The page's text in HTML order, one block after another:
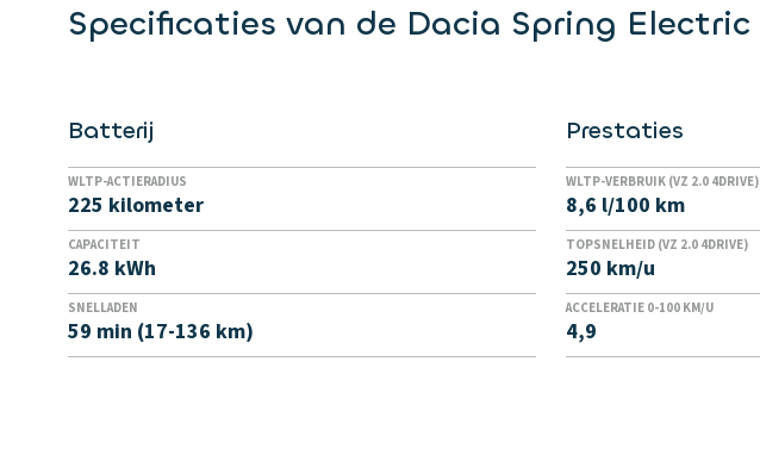
Specificaties van de Dacia Spring Electric
Batterij
WLTP-ACTIERADIUS
225 kilometer
CAPACITEIT
26.8 kWh
SNELLADEN
59 min (17-136 km)
Prestaties
WLTP-VERBRUIK (VZ 2.0 4DRIVE)
8,6 l/100 km
TOPSNELHEID (VZ 2.0 4DRIVE)
250 km/u
ACCELERATIE 0-100 KM/U
4,9